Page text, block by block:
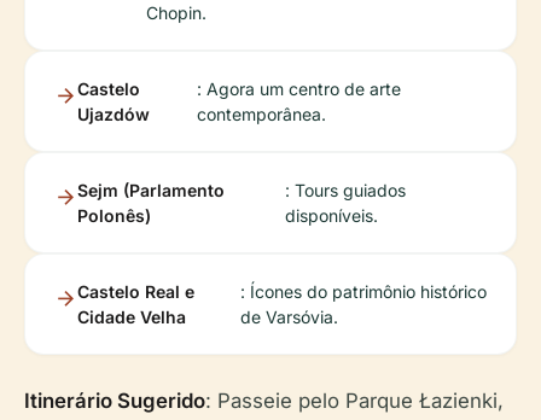
Chopin.
Castelo
Ujazdów
: Agora um centro de arte
contemporânea.
Sejm (Parlamento
Polonês)
: Tours guiados
disponíveis.
Castelo Real e
Cidade Velha
: Ícones do patrimônio histórico
de Varsóvia.
Itinerário Sugerido: Passeie pelo Parque Łazienki,